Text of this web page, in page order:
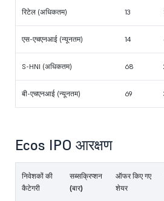
रिटेल (अधिकतम) 13
एस-एचएनआई (न्यूनतम) 14
S-HNI (अधिकतम) 68
बी-एचएनआई (न्यूनतम) 69
Ecos IPO आरक्षण
निवेशकों की
कैटेगरी
सब्सक्रिप्शन
(बार)
ऑफर किए गए
शेयर